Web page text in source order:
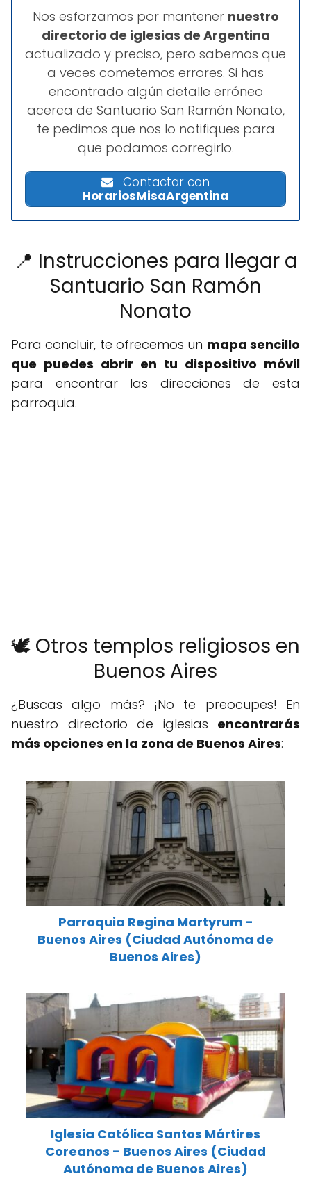
Nos esforzamos por mantener nuestro
directorio de iglesias de Argentina
actualizado y preciso, pero sabemos que
a veces cometemos errores. Si has
encontrado algún detalle erróneo
acerca de Santuario San Ramón Nonato,
te pedimos que nos lo notifiques para
que podamos corregirlo.
Contactar con
HorariosMisaArgentina
📍 Instrucciones para llegar a
Santuario San Ramón
Nonato
Para concluir, te ofrecemos un mapa sencillo
que puedes abrir en tu dispositivo móvil
para encontrar las direcciones de esta
parroquia.
🕊️ Otros templos religiosos en
Buenos Aires
¿Buscas algo más? ¡No te preocupes! En
nuestro directorio de iglesias encontrarás
más opciones en la zona de Buenos Aires:
Parroquia Regina Martyrum -
Buenos Aires (Ciudad Autónoma de
Buenos Aires)
Iglesia Católica Santos Mártires
Coreanos - Buenos Aires (Ciudad
Autónoma de Buenos Aires)